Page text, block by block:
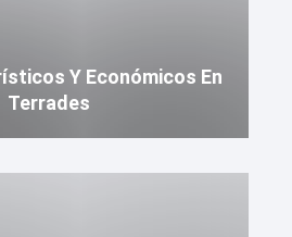
Y Económicos En
Terrades